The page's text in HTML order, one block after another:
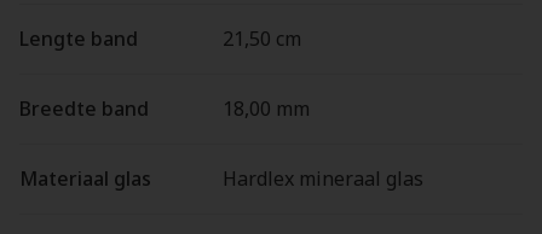
Lengte band 21,50 cm
Breedte band 18,00 mm
Materiaal glas Hardlex mineraal glas